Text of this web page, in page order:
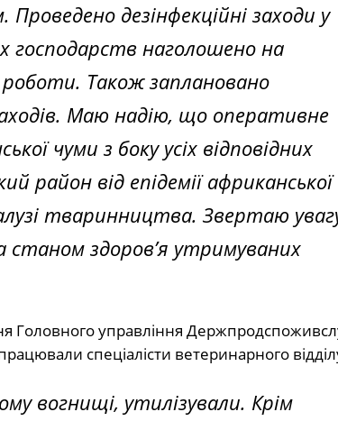
дезінфекційні заходи у
господарств наголошено на
Також заплановано
Маю надію, що оперативне
чуми з боку усіх відповідних
район від епідемії африканської
тваринництва. Звертаю
станом здоров’я утримуваних
Головного управління
спеціалісти ветеринарного
вогнищі, утилізували. Крім